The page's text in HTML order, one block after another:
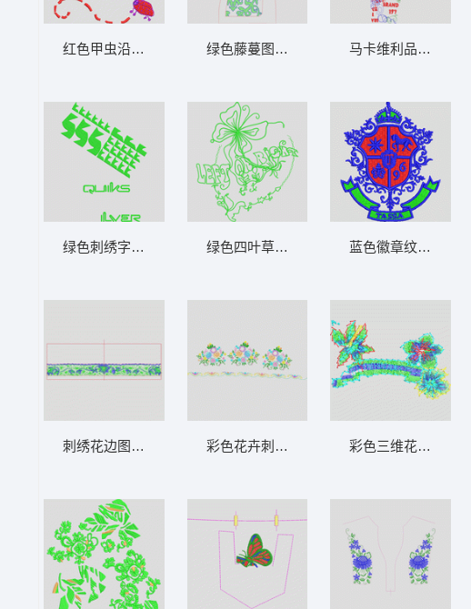
红色甲虫沿虚线路径移动 曲线节点包针瓢虫
绿色刺绣字母设计 它它米抽象字母
刺绣花边图案设计图 单针曲线波浪袖
绿色藤蔓图案设计图 抽象叶
绿色四叶草刺绣图案 曲线包针蝴蝶
彩色花卉刺绣图案 经典传统牡丹花
马卡维利品牌标志
蓝色徽章纹样设计
彩色三维花朵结构